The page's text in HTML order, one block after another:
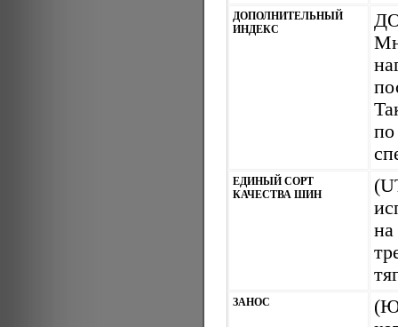
ДОПОЛНИТЕЛЬНЫЙ
ИНДЕКС
ЕДИНЫЙ СОРТ
КАЧЕСТВА ШИН
на
ЗАНОС